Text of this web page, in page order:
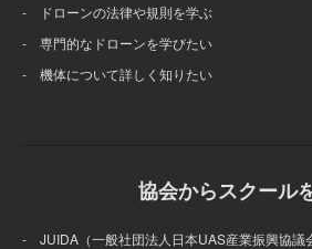
- ドローンの法律や規則を学ぶ
- 専門的なドローンを学びたい
- 機体について詳しく知りたい
協会からスクール
- JUIDA（一般社団法人日本UAS産業振興協議